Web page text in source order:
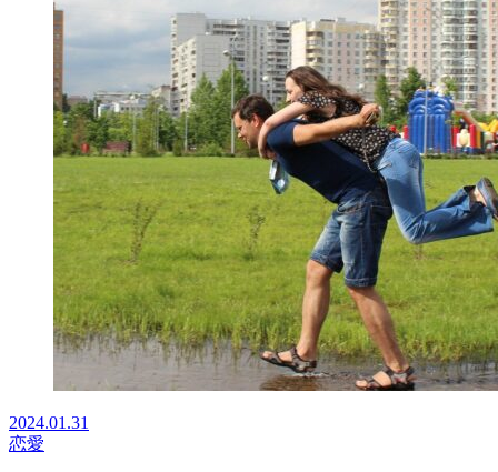
2024.01.31
恋愛